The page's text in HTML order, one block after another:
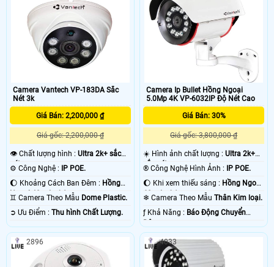
Camera Vantech VP-183DA Sắc
Nét 3k
Giá Bán: 2,200,000 ₫
Giá gốc: 2,200,000 ₫
👁 Chất lượng hình : Ultra 2k+ sắc
nét .
⚙ Công Nghệ :
IP POE.
🌔 Khoảng Cách Ban Đêm : Hồng
Ngoại 40m Led Array.
♊ Camera Theo Mẫu Dome Plastic.
️➲ Ưu Điểm : Thu hình Chất Lượng.
Camera Ip Bullet Hồng Ngoại
5.0Mp 4K VP-6032IP Độ Nét Cao
Giá Bán: 30%
Giá gốc: 3,800,000 ₫
☀️ Hình ảnh chất lượng :Ultra 2k+
sắc nét .
®️ Công Nghệ Hình Ảnh :
IP POE.
🌔 Khi xem thiếu sáng : Hồng Ngoại
60m Led Array.
❄ Camera Theo MẫuThân Kim loại.
️ƒ Khả Năng : Báo Động Chuyển
2896 4033